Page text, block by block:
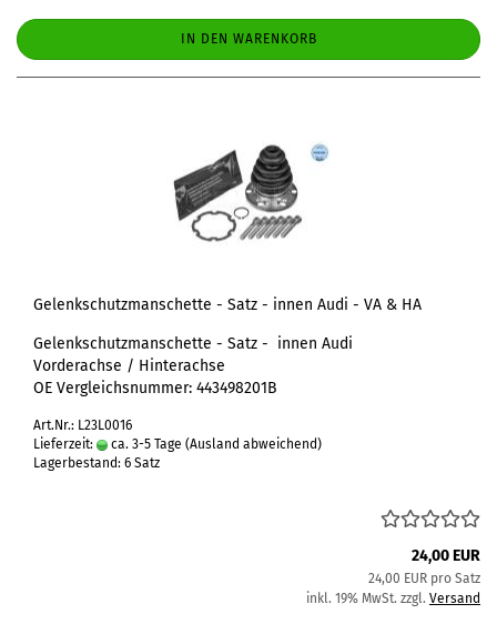
IN DEN WARENKORB
Gelenkschutzmanschette - Satz - innen Audi - VA & HA
Gelenkschutzmanschette - Satz - innen Audi
Vorderachse / Hinterachse
OE Vergleichsnummer: 443498201B
Art.Nr.: L23L0016
Lieferzeit:
ca. 3-5 Tage (Ausland abweichend)
Lagerbestand: 6 Satz
24,00 EUR
24,00 EUR pro Satz
inkl. 19% MwSt. zzgl. Versand